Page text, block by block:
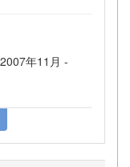
年11月 -